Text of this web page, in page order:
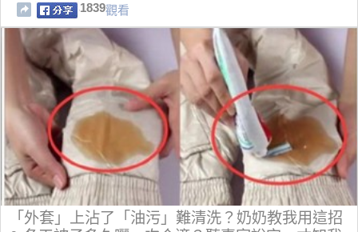
1839觀看
「外套」上沾了「油污」難清洗？奶奶教我用這招